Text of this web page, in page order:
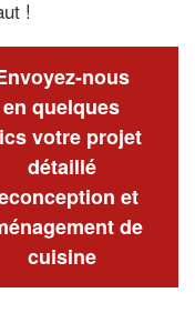
!
nous
en quelques
votre projet
détaillé
et
de
cuisine